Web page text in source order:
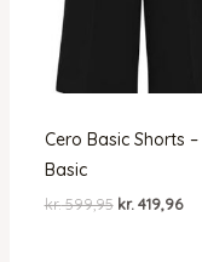
Cero Basic Shorts –
Basic
kr.599,95 Den
kr. 419,96Den